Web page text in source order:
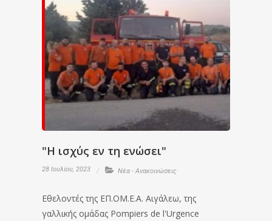
"Η ισχύς εν τη ενώσει"
28 Ιουλίου, 2023 Νέα - Ανακοινώσεις
Εθελοντές της ΕΠ.ΟΜ.Ε.Α. Αιγάλεω, της
γαλλικής ομάδας Pompiers de l'Urgence